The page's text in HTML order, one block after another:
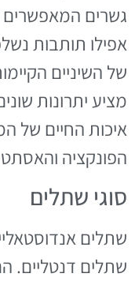
גשרים המאפשרים
אפילו תותבות
של השיניים
מציע יתרונות
איכות החיים של
הפונקציה
סוגי שתלים
שתלים
שתלים דנטליים.